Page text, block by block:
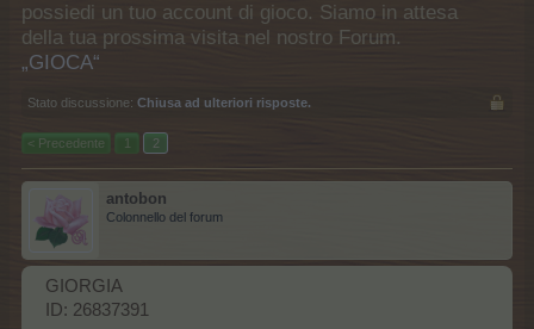
possiedi un tuo account di gioco. Siamo in attesa
della tua prossima visita nel nostro Forum.
„GIOCA“
Stato discussione: Chiusa ad ulteriori risposte.
< Precedente 1 2
antobon
Colonnello del forum
GIORGIA
ID: 26837391